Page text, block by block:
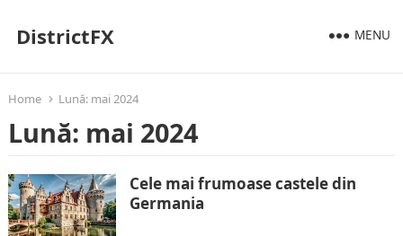
DistrictFX MENU
Home Lună: mai 2024
Lună: mai 2024
Cele mai frumoase castele din
Germania